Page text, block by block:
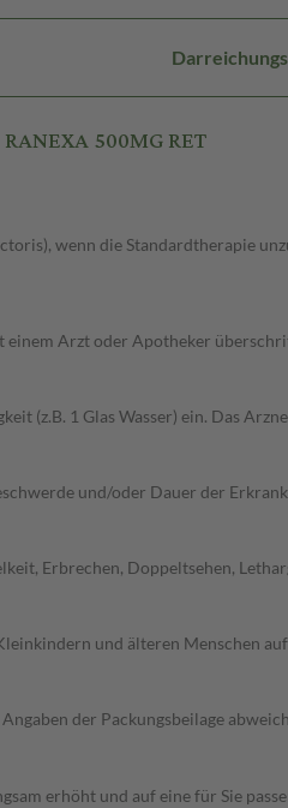
500MG RET
wenn die Standardtherapie
einem Arzt oder Apotheker
(z.B. 1 Glas Wasser) ein. Das
und/oder Dauer der
Erbrechen, Doppeltsehen,
und älteren Menschen
der Packungsbeilage
erhöht und auf eine für Sie